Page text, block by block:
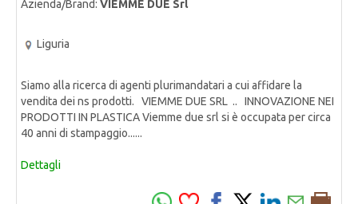
Azienda/Brand: VIEMME DUE Srl
Liguria
Siamo alla ricerca di agenti plurimandatari a cui affidare la
vendita dei ns prodotti. VIEMME DUE SRL .. INNOVAZIONE NEI
PRODOTTI IN PLASTICA Viemme due srl si è occupata per circa
40 anni di stampaggio......
Dettagli